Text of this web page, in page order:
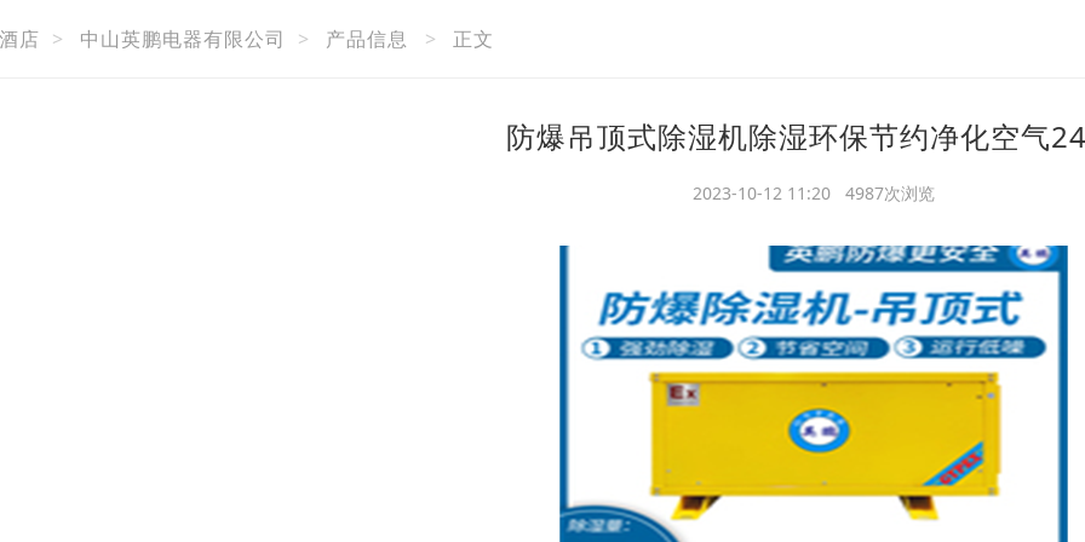
店 > 中山英鹏电器有限公司 > 产品信息 > 正文
防爆吊顶式除湿机除湿环保节约净化空气
2023-10-12 11:20 4987次浏览